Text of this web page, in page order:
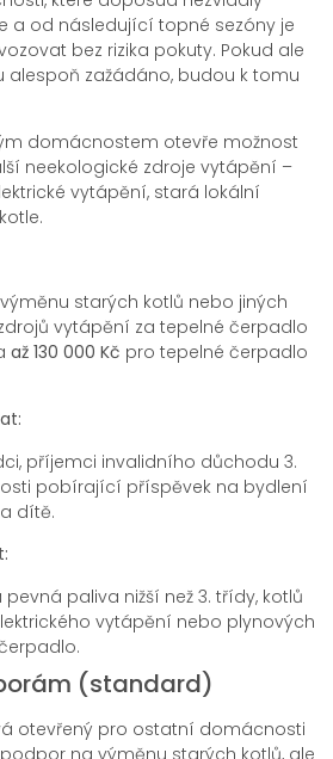
a od následující topné sezóny je
bez rizika pokuty. Pokud ale
zažádáno, budou k tomu
domácnostem otevře možnost
neekologické zdroje vytápění –
vytápění, stará lokální
starých kotlů nebo jiných
vytápění za tepelné čerpadlo
až 130 000 Kč pro tepelné čerpadlo
příjemci invalidního důchodu 3.
pobírající příspěvek na bydlení
dítě.
paliva nižší než 3. třídy, kotlů
vytápění nebo plynových
(standard)
otevřený pro ostatní domácnosti
na výměnu starých kotlů, ale